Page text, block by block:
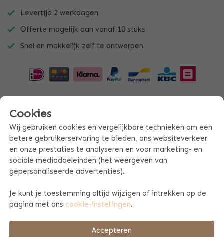
Levertijd 2 werkdagen
Offerte mogelijk aan vanaf 10 stuks
Snel en makkelijk zelf te ontwerpen
PRODUCT SPECIFICATIES
PRODUCTINFORMATIE
Cookies
Wij gebruiken cookies en vergelijkbare technieken om een
betere gebruikerservaring te bieden, ons websiteverkeer
en onze prestaties te analyseren en voor marketing- en
sociale mediadoeleinden (het weergeven van
gepersonaliseerde advertenties).
Je kunt je toestemming altijd wijzigen of intrekken op de
pagina met ons cookie-instellingen.
Accepteren